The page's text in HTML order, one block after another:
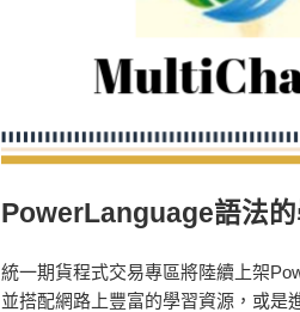
PowerLanguage語法
統一期貨程式交易專區將陸續上架
並搭配網路上豐富的學習資源，或是